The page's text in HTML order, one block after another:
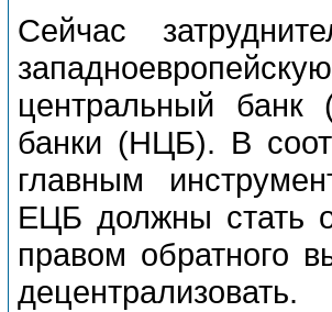
Сейчас
центральный
банки (НЦБ). В
главным
ЕЦБ должны стать
правом обратного
децентрализовать.